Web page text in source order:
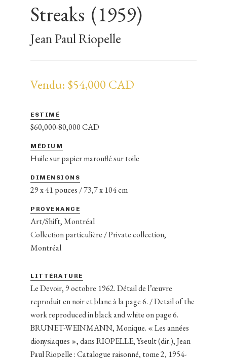
Streaks (1959)
Jean Paul Riopelle
Vendu: $54,000 CAD
ESTIMÉ
$60,000-80,000 CAD
MÉDIUM
Huile sur papier marouflé sur toile
DIMENSIONS
29 x 41 pouces / 73,7 x 104 cm
PROVENANCE
Art/Shift, Montréal
Collection particulière / Private collection,
Montréal
LITTÉRATURE
Le Devoir, 9 octobre 1962. Détail de l’œuvre
reproduit en noir et blanc à la page 6. / Detail of the
work reproduced in black and white on page 6.
BRUNET-WEINMANN, Monique. « Les années
dionysiaques », dans RIOPELLE, Yseult (dir.), Jean
Paul Riopelle : Catalogue raisonné, tome 2, 1954-